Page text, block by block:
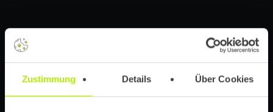
Zustimmung Details Über Cookies